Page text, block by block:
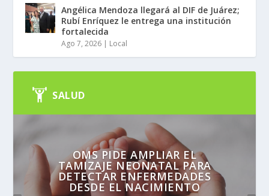
Angélica Mendoza llegará al DIF de Juárez;
Rubí Enríquez le entrega una institución
fortalecida
Ago 7, 2026 | Local
SALUD
OMS PIDE AMPLIAR EL
TAMIZAJE NEONATAL PARA
DETECTAR ENFERMEDADES
DESDE EL NACIMIENTO